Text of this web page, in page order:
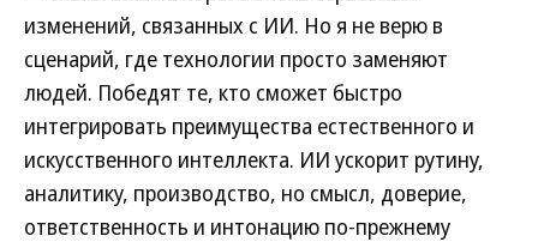
изменений, связанных с ИИ. Но я не верю в
сценарий, где технологии просто заменяют
людей. Победят те, кто сможет быстро
интегрировать преимущества естественного и
искусственного интеллекта. ИИ ускорит рутину,
аналитику, производство, но смысл, доверие,
ответственность и интонацию по-прежнему